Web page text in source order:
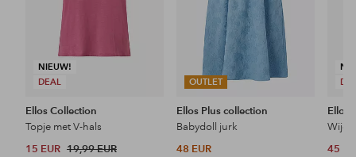
NIEUW!
DEAL
Ellos Collection
Topje met V-hals
15 EUR 19,99 EUR
OUTLET
Ellos Plus collection
Babydoll jurk
48 EUR
Ellos
45